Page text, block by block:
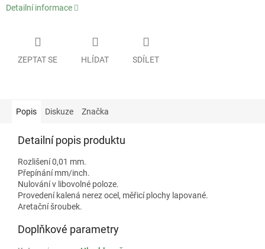
Detailní informace
ZEPTAT SE HLÍDAT SDÍLET
Popis Diskuze Značka
Detailní popis produktu
Rozlišení 0,01 mm.
Přepínání mm/inch.
Nulování v libovolné poloze.
Provedení kalená nerez ocel, měřicí plochy lapované.
Aretační šroubek.
Doplňkové parametry